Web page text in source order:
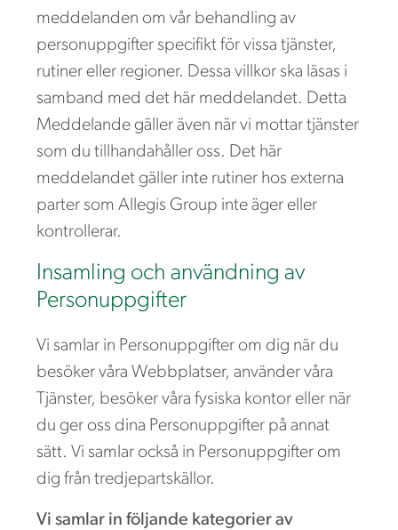
meddelanden om vår behandling av
personuppgifter specifikt för vissa tjänster,
rutiner eller regioner. Dessa villkor ska läsas i
samband med det här meddelandet. Detta
Meddelande gäller även när vi mottar tjänster
som du tillhandahåller oss. Det här
meddelandet gäller inte rutiner hos externa
parter som Allegis Group inte äger eller
kontrollerar.
Insamling och användning av
Personuppgifter
Vi samlar in Personuppgifter om dig när du
besöker våra Webbplatser, använder våra
Tjänster, besöker våra fysiska kontor eller när
du ger oss dina Personuppgifter på annat
sätt. Vi samlar också in Personuppgifter om
dig från tredjepartskällor.
Vi samlar in följande kategorier av